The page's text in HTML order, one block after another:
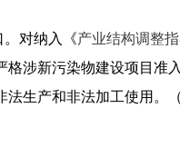
对纳入《产业结构调整
涉新污染物建设项目准
生产和非法加工使用。